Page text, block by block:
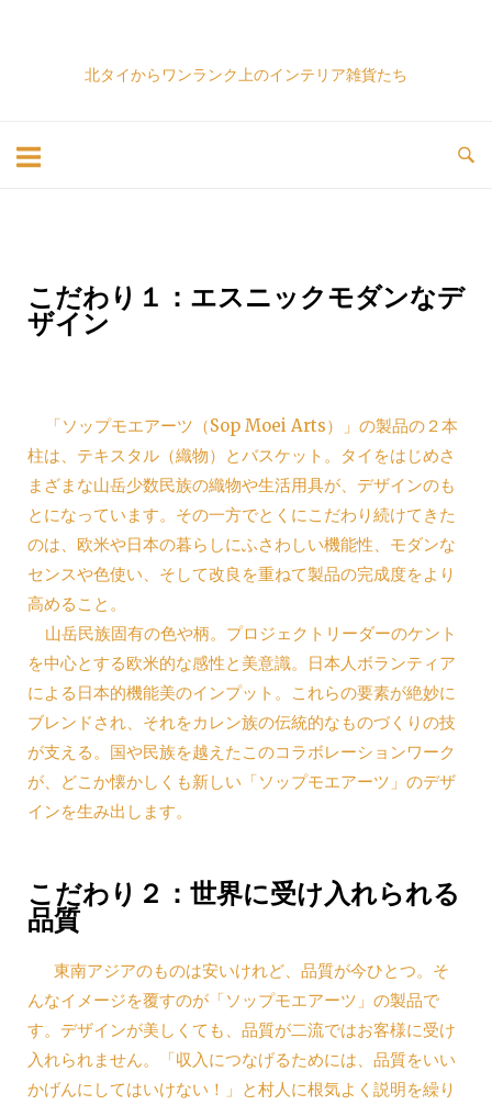
北タイからワンランク上のインテリア雑貨たち
こだわり１：エスニックモダンなデ
ザイン
「ソップモエアーツ（Sop Moei Arts）」の製品の２本
柱は、テキスタル（織物）とバスケット。タイをはじめさ
まざまな山岳少数民族の織物や生活用具が、デザインのも
とになっています。その一方でとくにこだわり続けてきた
のは、欧米や日本の暮らしにふさわしい機能性、モダンな
センスや色使い、そして改良を重ねて製品の完成度をより
高めること。
山岳民族固有の色や柄。プロジェクトリーダーのケント
を中心とする欧米的な感性と美意識。日本人ボランティア
による日本的機能美のインプット。これらの要素が絶妙に
ブレンドされ、それをカレン族の伝統的なものづくりの技
が支える。国や民族を越えたこのコラボレーションワーク
が、どこか懐かしくも新しい「ソップモエアーツ」のデザ
インを生み出します。
こだわり２：世界に受け入れられる
品質
東南アジアのものは安いけれど、品質が今ひとつ。そ
んなイメージを覆すのが「ソップモエアーツ」の製品で
す。デザインが美しくても、品質が二流ではお客様に受け
入れられません。「収入につなげるためには、品質をいい
かげんにしてはいけない！」と村人に根気よく説明を繰り